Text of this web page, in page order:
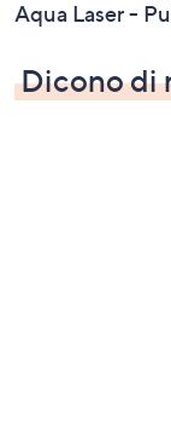
freccia
e
giù
Aqua Laser -
Dicono di